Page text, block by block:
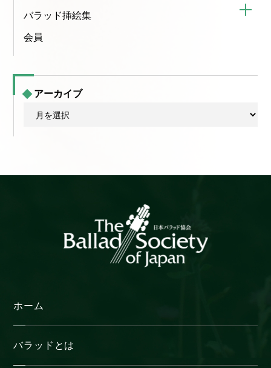
バラッド挿絵集
会員
アーカイブ
ブ
ホーム
バラッドとは